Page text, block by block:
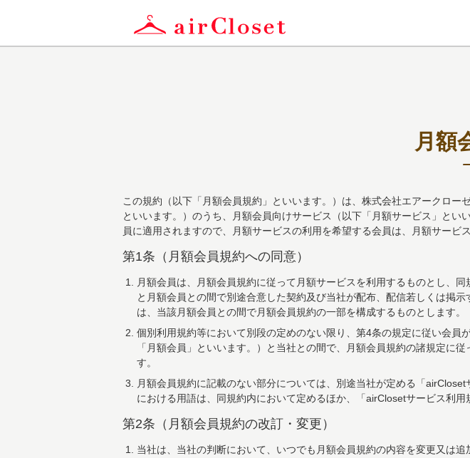
月額
この規約（以下「月額会員規約」といいます。）は、株式会社エアークロー
といいます。）のうち、月額会員向けサービス（以下「月額サービス」と
員に適用されますので、月額サービスの利用を希望する会員は、月額サービ
第1条（月額会員規約への同意）
月額会員は、月額会員規約に従って月額サービスを利用するものとし、
と月額会員との間で別途合意した契約及び当社が配布、配信若しくは掲
は、当該月額会員との間で月額会員規約の一部を構成するものとします。
個別利用規約等において別段の定めのない限り、第4条の規定に従い会
「月額会員」といいます。）と当社との間で、月額会員規約の諸規定に
す。
月額会員規約に記載のない部分については、別途当社が定める「
における用語は、同規約内において定めるほか、「airClosetサービス利用
第2条（月額会員規約の改訂・変更）
当社は、当社の判断において、いつでも月額会員規約の内容を変更又は